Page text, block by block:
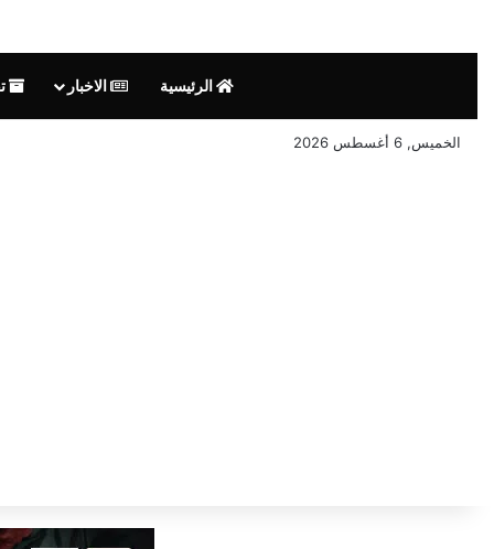
الرئيسية الاخبار
الخميس, 6 أغسطس 2026